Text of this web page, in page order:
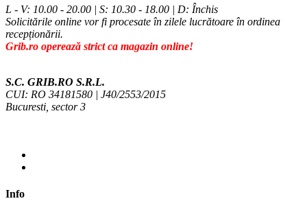
L - V: 10.00 - 20.00 | S: 10.30 - 18.00 | D: Închis
Solicitările online vor fi procesate în zilele lucrătoare în ordinea
recepționării.
Grib.ro operează strict ca magazin online!
S.C. GRIB.RO S.R.L.
CUI: RO 34181580 | J40/2553/2015
Bucuresti, sector 3
Info